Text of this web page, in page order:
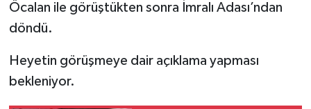
Öcalan ile görüştükten sonra İmralı Adası’ndan
döndü.
Heyetin görüşmeye dair açıklama yapması
bekleniyor.